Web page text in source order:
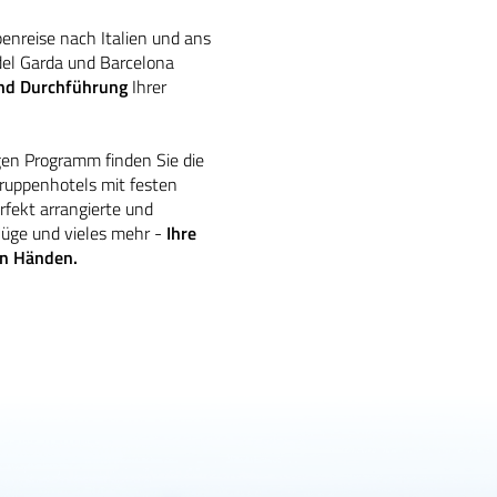
nach Italien und ans
Garda und Barcelona
DurchführungIhrer
Programm finden Sie die
mit festen
arrangierte und
und vieles mehr - Ihre
Händen.